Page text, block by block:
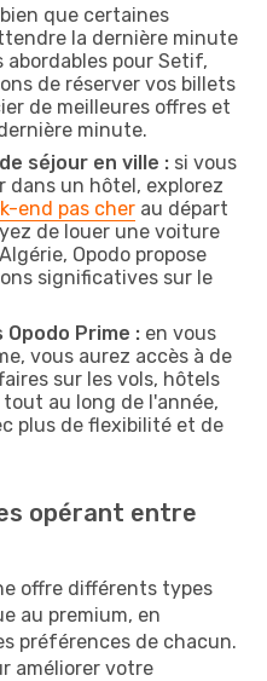
bien que certaines
la dernière minute
pour Setif,
de réserver vos billets
de meilleures offres et
minute.
séjour en ville : si vous
dans un hôtel, explorez
end pas cher au départ
de louer une voiture
Opodo propose
significatives sur le
Prime : en vous
vous aurez accès à de
sur les vols, hôtels
au long de l'année,
plus de flexibilité et de
opérant entre
offre différents types
au premium, en
préférences de chacun.
améliorer votre